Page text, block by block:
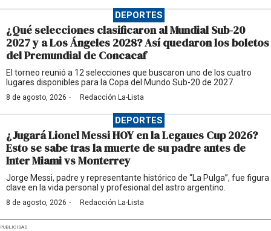
DEPORTES
¿Qué selecciones clasificaron al Mundial Sub-20
2027 y a Los Ángeles 2028? Así quedaron los boletos
del Premundial de Concacaf
El torneo reunió a 12 selecciones que buscaron uno de los cuatro
lugares disponibles para la Copa del Mundo Sub-20 de 2027.
8 de agosto, 2026 · Redacción La-Lista
DEPORTES
¿Jugará Lionel Messi HOY en la Legaues Cup 2026?
Esto se sabe tras la muerte de su padre antes de
Inter Miami vs Monterrey
Jorge Messi, padre y representante histórico de “La Pulga”, fue figura
clave en la vida personal y profesional del astro argentino.
8 de agosto, 2026 · Redacción La-Lista
PUBLICIDAD